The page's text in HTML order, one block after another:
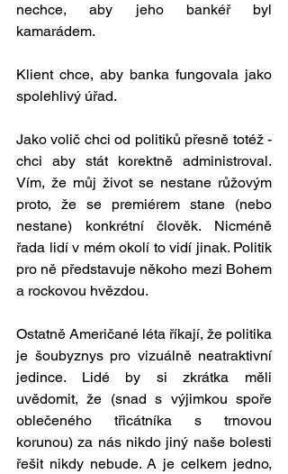
nechce, aby jeho bankéř byl
kamarádem.
Klient chce, aby banka fungovala jako
spolehlivý úřad.
Jako volič chci od politiků přesně totéž -
chci aby stát korektně administroval.
Vím, že můj život se nestane růžovým
proto, že se premiérem stane (nebo
nestane) konkrétní člověk. Nicméně
řada lidí v mém okolí to vidí jinak. Politik
pro ně představuje někoho mezi Bohem
a rockovou hvězdou.
Ostatně Američané léta říkají, že politika
je šoubyznys pro vizuálně neatraktivní
jedince. Lidé by si zkrátka měli
uvědomit, že (snad s výjimkou spoře
oblečeného třicátníka s trnovou
korunou) za nás nikdo jiný naše bolesti
řešit nikdy nebude. A je celkem jedno,